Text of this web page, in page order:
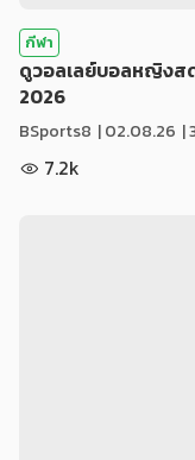
กีฬา
ดูวอลเลย์บอลหญิงสด
2026
BSports8 |02.08.26 |
7.2k